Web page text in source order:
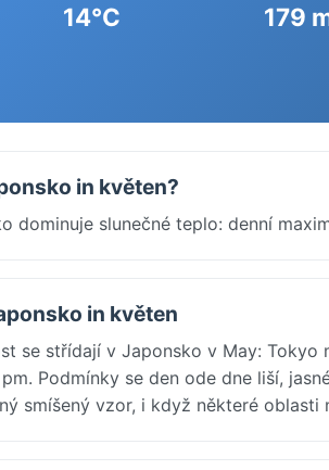
14°C 179
in květen?
dominuje slunečné teplo: denní
in květen
se střídají v Japonsko v May: Tokyo
Podmínky se den ode dne liší,
smíšený vzor, i když některé